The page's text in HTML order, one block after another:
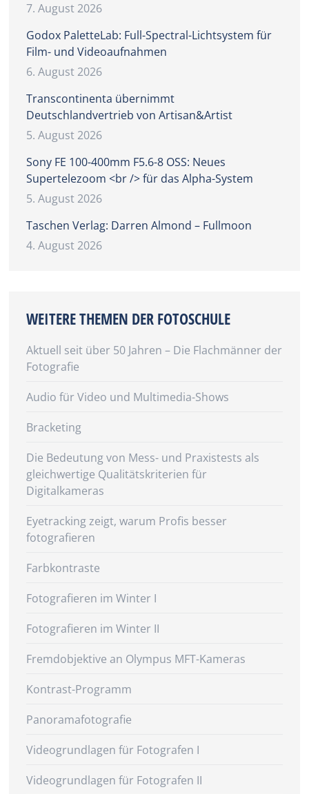
7. August 2026
Godox PaletteLab: Full-Spectral-Lichtsystem für
Film- und Videoaufnahmen
6. August 2026
Transcontinenta übernimmt
Deutschlandvertrieb von Artisan&Artist
5. August 2026
Sony FE 100-400mm F5.6-8 OSS: Neues
Supertelezoom <br /> für das Alpha-System
5. August 2026
Taschen Verlag: Darren Almond – Fullmoon
4. August 2026
WEITERE THEMEN DER FOTOSCHULE
Aktuell seit über 50 Jahren – Die Flachmänner der
Fotografie
Audio für Video und Multimedia-Shows
Bracketing
Die Bedeutung von Mess- und Praxistests als
gleichwertige Qualitätskriterien für
Digitalkameras
Eyetracking zeigt, warum Profis besser
fotografieren
Farbkontraste
Fotografieren im Winter I
Fotografieren im Winter II
Fremdobjektive an Olympus MFT-Kameras
Kontrast-Programm
Panoramafotografie
Videogrundlagen für Fotografen I
Videogrundlagen für Fotografen II